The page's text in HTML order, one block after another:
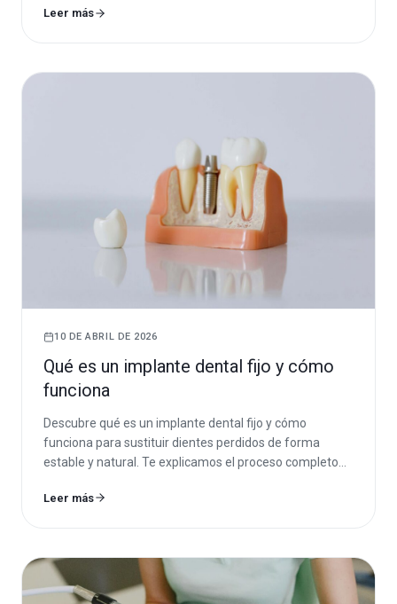
Leer más
10 DE ABRIL DE 2026
Qué es un implante dental fijo y cómo
funciona
Descubre qué es un implante dental fijo y cómo
funciona para sustituir dientes perdidos de forma
estable y natural. Te explicamos el proceso completo
Leer más